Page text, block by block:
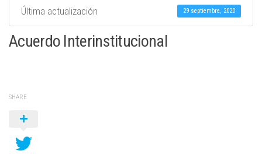
Última actualización 29 septiembre, 2020
Acuerdo Interinstitucional
SHARE